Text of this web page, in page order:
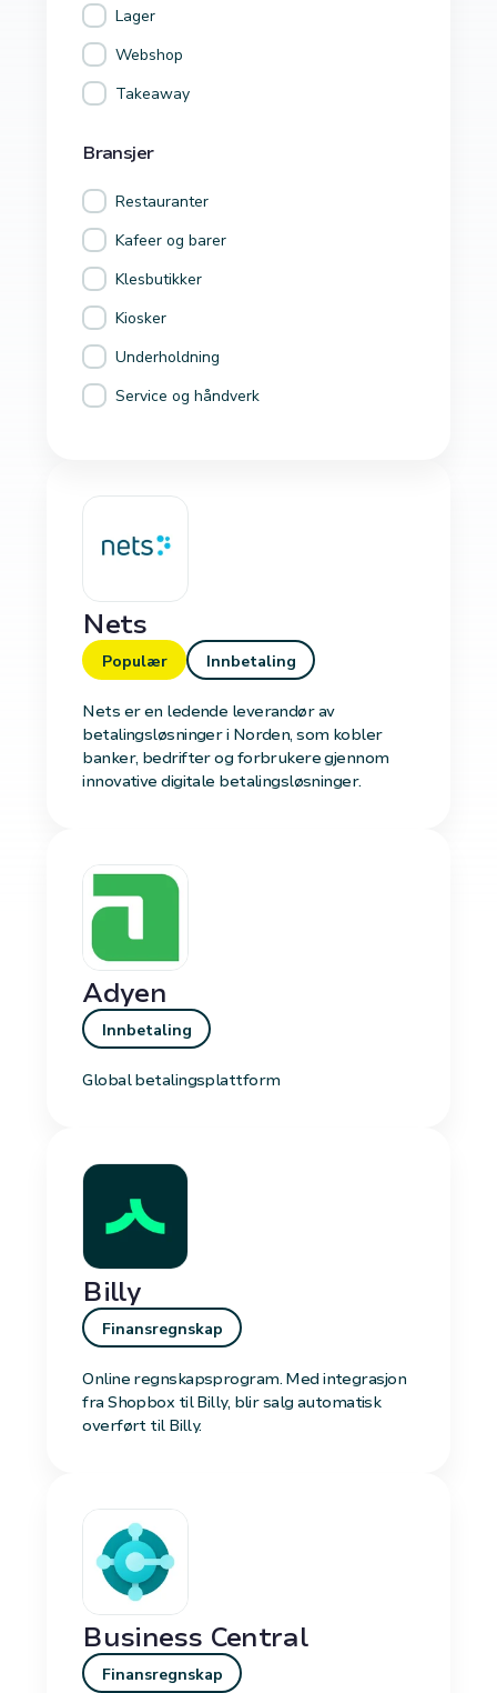
Lager
Webshop
Takeaway
Bransjer
Restauranter
Kafeer og barer
Klesbutikker
Kiosker
Underholdning
Service og håndverk
Nets
Populær Innbetaling
Nets er en ledende leverandør av
betalingsløsninger i Norden, som kobler
banker, bedrifter og forbrukere gjennom
innovative digitale betalingsløsninger.
Adyen
Innbetaling
Global betalingsplattform
Billy
Finansregnskap
Online regnskapsprogram. Med integrasjon
fra Shopbox til Billy, blir salg automatisk
overført til Billy.
Business Central
Finansregnskap